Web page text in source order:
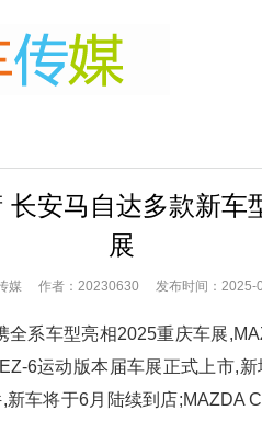
长安马自达多款新车
展
媒 作者：20230630 发布时间：2025-
系车型亮相2025重庆车展
6运动版本届车展正式上市,
车将于6月陆续到店;MAZDA